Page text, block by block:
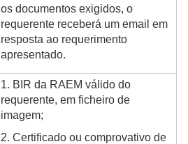
os documentos exigidos, o
requerente receberá um email em
resposta ao requerimento
apresentado.
1. BIR da RAEM válido do
requerente, em ficheiro de
imagem;
2. Certificado ou comprovativo de